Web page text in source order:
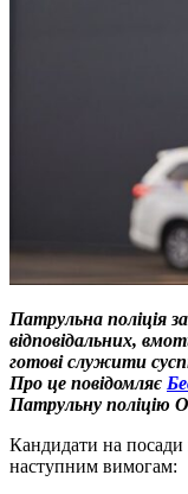
Патрульна поліція
відповідальних,
готові служити
Про це повідомляє
Патрульну поліцію
Кандидати на посади
наступним вимогам: